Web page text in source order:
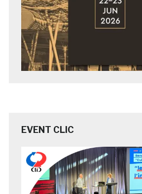
EVENT CLIC